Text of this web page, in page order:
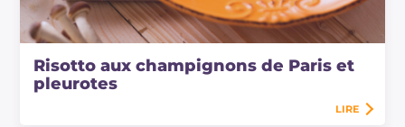
Risotto aux champignons de Paris et
pleurotes
LIRE